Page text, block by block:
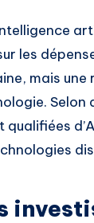
les
mais
qualifiées